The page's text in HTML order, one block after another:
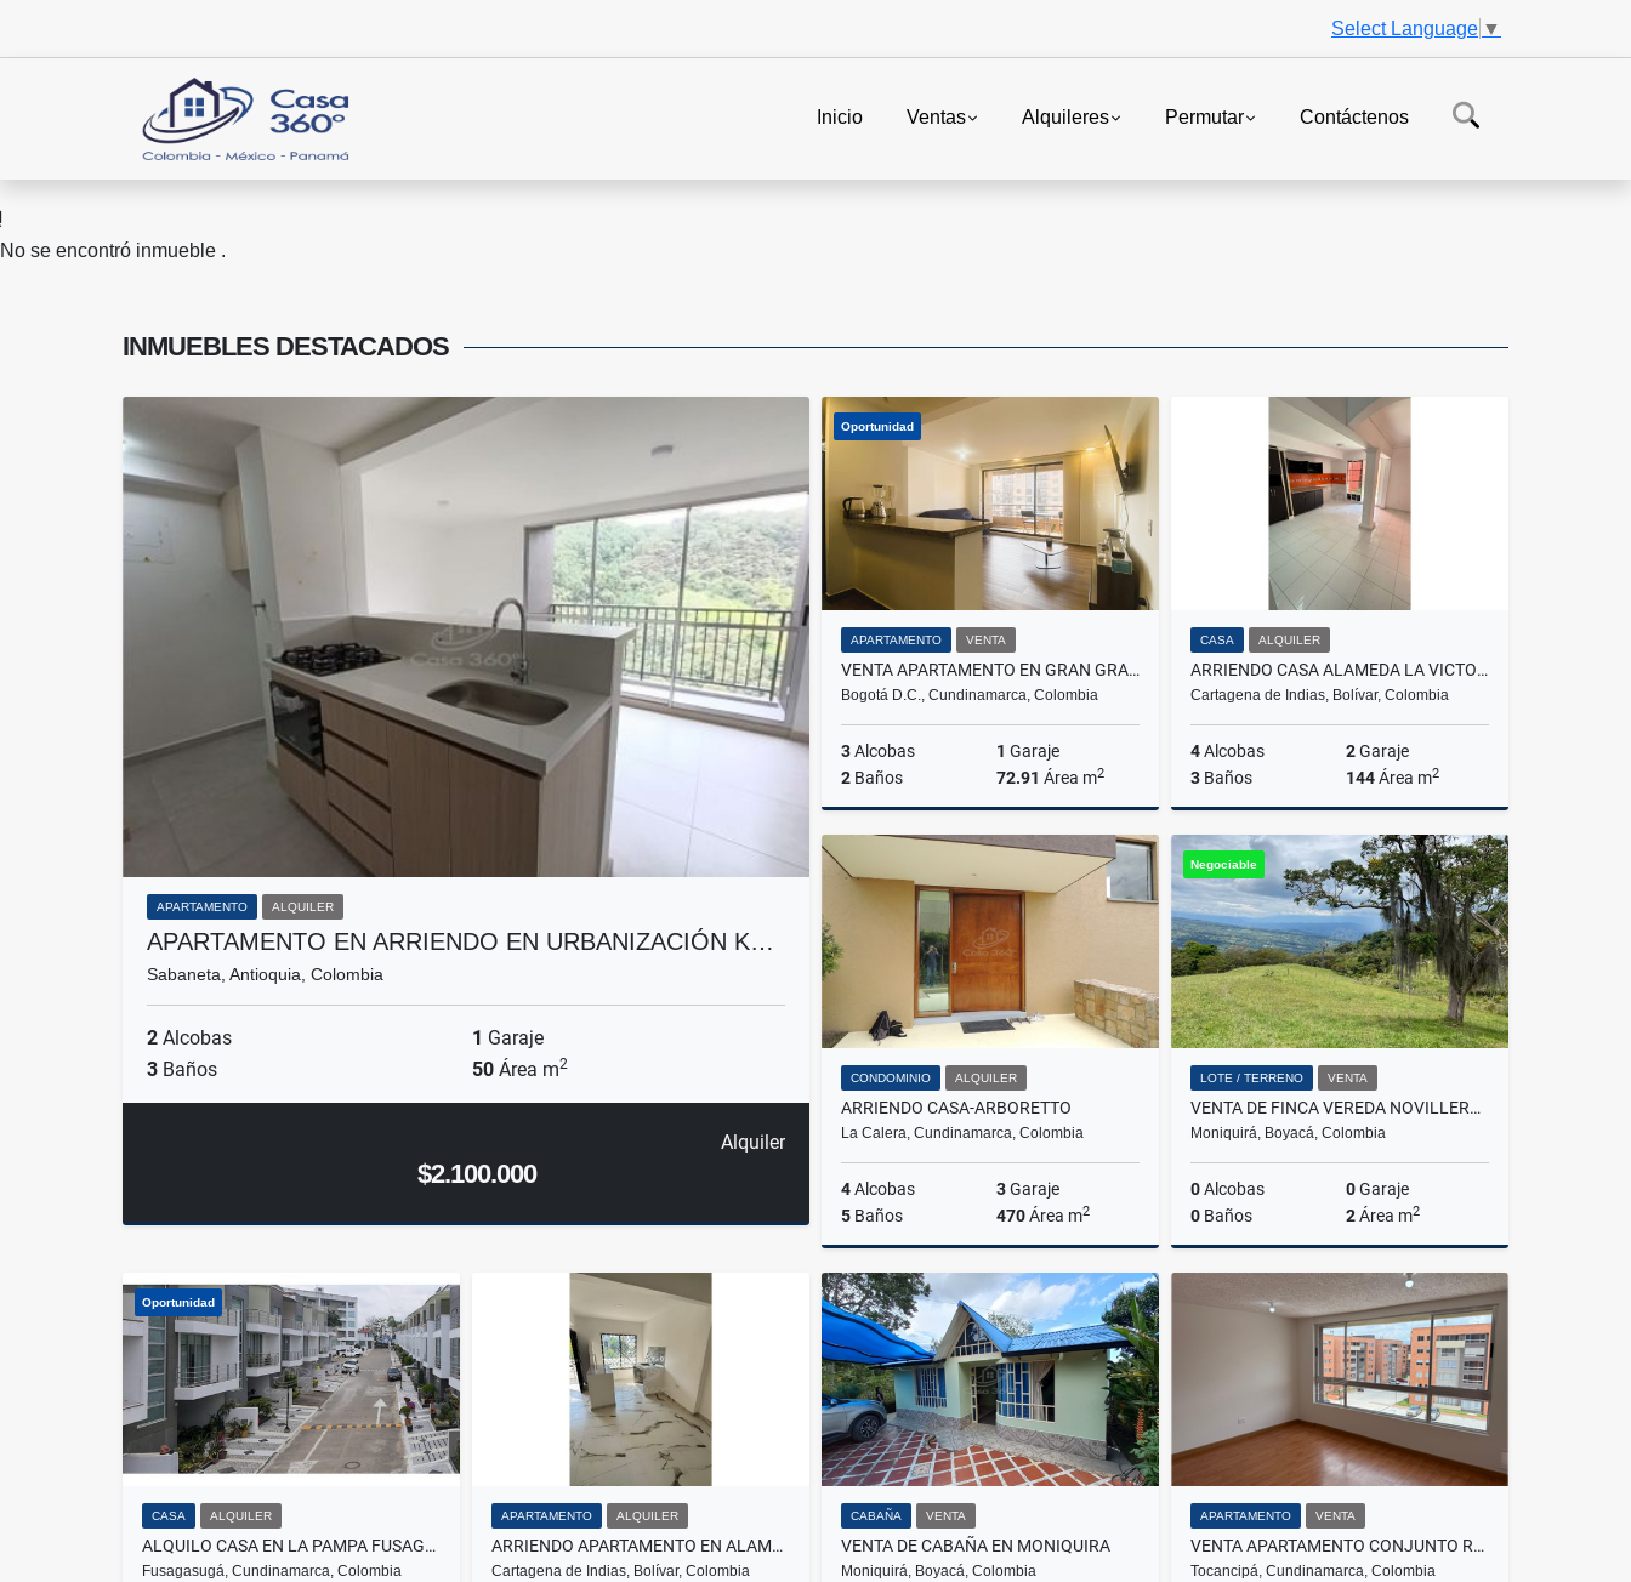
Select Language ▼
Inicio Ventas Alquileres Permutar Contáctenos
No se encontró inmueble .
INMUEBLES DESTACADOS
APARTAMENTO ALQUILER
APARTAMENTO EN ARRIENDO EN URBANIZACIÓN K…
Sabaneta, Antioquia, Colombia
2 Alcobas 1 Garaje
3 Baños 50 Área m2
Alquiler
$2.100.000
Oportunidad
APARTAMENTO VENTA
VENTA APARTAMENTO EN GRAN GRANADA CONJUNTO TINGUAZUL BOGOTÁ
Bogotá D.C., Cundinamarca, Colombia
3Alcobas 1 Garaje
2 Baños 72.91 Área m2
Venta
CASA ALQUILER
ARRIENDO CASA ALAMEDA LA VICTORIA
Cartagena de Indias, Bolívar, Colombia
4Alcobas 2Garaje
3 Baños 144Área m2
Alquiler
$2.900.000
CONDOMINIO ALQUILER
ARRIENDO CASA-ARBORETTO
La Calera, Cundinamarca, Colombia
4Alcobas 3Garaje
5 Baños 470Área m2
Alquiler
$11.855.200
Negociable
LOTE / TERRENO VENTA
VENTA DE FINCA VEREDA NOVILLERO MONIQUIRA
Moniquirá, Boyacá, Colombia
0Alcobas 0Garaje
0 Baños 2Área m2
Venta
$720.000.000
Oportunidad
CASA ALQUILER
ALQUILO CASA EN LA PAMPA FUSAGASUGA
Fusagasugá, Cundinamarca, Colombia
APARTAMENTO ALQUILER
ARRIENDO APARTAMENTO EN ALAMEDA LA VICTORIA
Cartagena de Indias, Bolívar, Colombia
CABAÑA VENTA
VENTA DE CABAÑA EN MONIQUIRA
Moniquirá, Boyacá, Colombia
APARTAMENTO VENTA
VENTA APARTAMENTO CONJUNTO RESIDENCIAL TEKA LOS MADEROS, TOCANCIPA
Tocancipá, Cundinamarca, Colombia